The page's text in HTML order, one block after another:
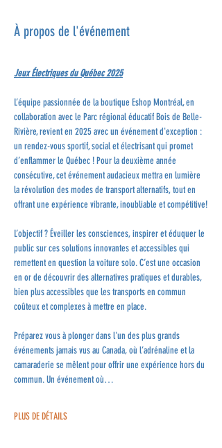
À propos de l'événement
Jeux Électriques du Québec 2025
L’équipe passionnée de la boutique Eshop Montréal, en
collaboration avec le Parc régional éducatif Bois de Belle-
Rivière, revient en 2025 avec un événement d'exception :
un rendez-vous sportif, social et électrisant qui promet
d’enflammer le Québec ! Pour la deuxième année
consécutive, cet événement audacieux mettra en lumière
la révolution des modes de transport alternatifs, tout en
offrant une expérience vibrante, inoubliable et compétitive!
L’objectif ? Éveiller les consciences, inspirer et éduquer le
public sur ces solutions innovantes et accessibles qui
remettent en question la voiture solo. C’est une occasion
en or de découvrir des alternatives pratiques et durables,
bien plus accessibles que les transports en commun
coûteux et complexes à mettre en place.
Préparez vous à plonger dans l'un des plus grands
événements jamais vus au Canada, où l’adrénaline et la
camaraderie se mêlent pour offrir une expérience hors du
commun. Un événement où…
PLUS DE DÉTAILS